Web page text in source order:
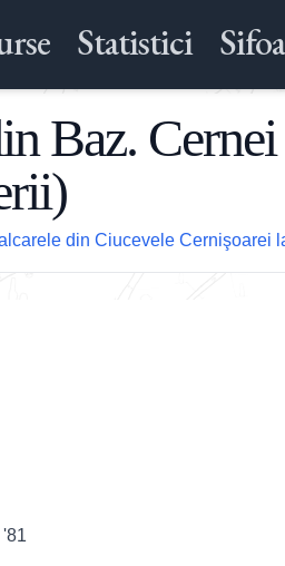
Statistici
Baz.
din Ciucevele Cernişoarei